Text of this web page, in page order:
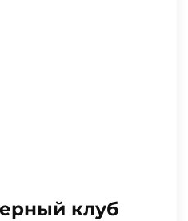
клуб